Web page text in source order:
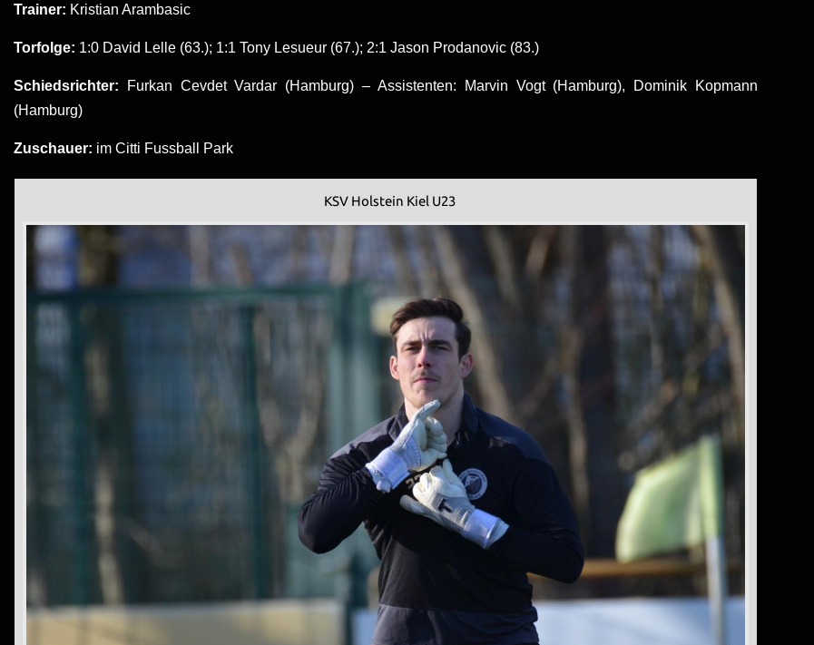
Trainer: Kristian Arambasic
Torfolge: 1:0 David Lelle (63.); 1:1 Tony Lesueur (67.); 2:1 Jason Prodanovic (83.)
Schiedsrichter: Furkan Cevdet Vardar (Hamburg) – Assistenten: Marvin Vogt (Hamburg), Dominik Kopmann
(Hamburg)
Zuschauer: im Citti Fussball Park
KSV Holstein Kiel U23